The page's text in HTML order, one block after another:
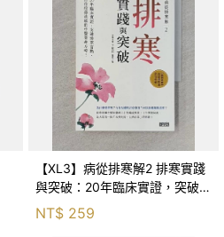
【XL3】病從排寒解2 排寒實踐
與突破：20年臨床實證，突破排
寒盲點，防治疫毒流感的中醫養
命方略！_李璧如
NT$ 259